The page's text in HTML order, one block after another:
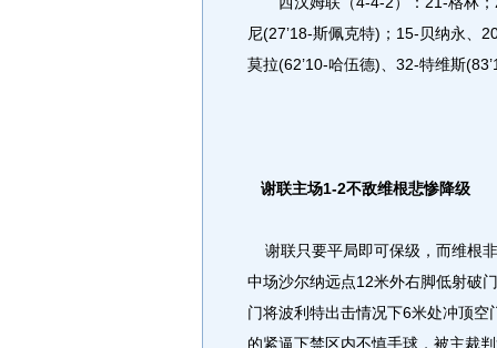
尼(27’18-斯佩克特)；15-贝纳永、
莫拉(62’10-哈伍德)、32-特维斯
谢联主场1-2不敌维根悲惨降级
谢联只要平局即可保级，而维根
中场沙尔纳远点12米外右脚低射破
门将波利特出击情况下6米处冲顶
的紧逼下禁区内不慎手球，被主裁